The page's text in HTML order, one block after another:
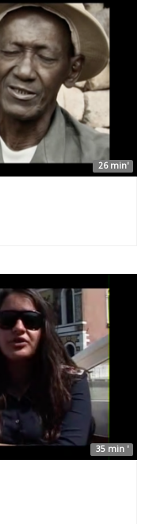
26 min'
35 min '